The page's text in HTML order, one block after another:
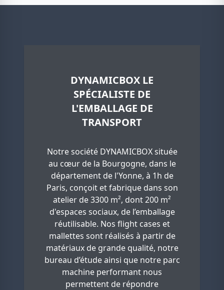
DYNAMICBOX LE
SPÉCIALISTE DE
L'EMBALLAGE DE
TRANSPORT
Notre société DYNAMICBOX située
au cœur de la Bourgogne, dans le
département de l'Yonne, à 1h de
Paris, conçoit et fabrique dans son
atelier de 3300 m², dont 200 m²
d'espaces sociaux, de l’emballage
réutilisable. Nos flight cases et
mallettes sont réalisés à partir de
matériaux de grande qualité, notre
bureau d’étude ainsi que notre parc
machine performant nous
permettent de répondre